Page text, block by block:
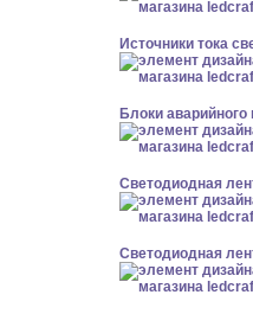
Источники тока
Блоки аварийного
Светодиодная
Светодиодная